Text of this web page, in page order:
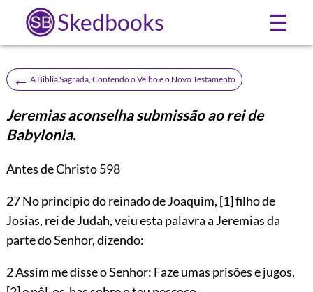
Skedbooks ☰
← A Biblia Sagrada, Contendo o Velho e o Novo Testamento
Jeremias aconselha submissão ao rei de
Babylonia.
Antes de Christo 598
27No principio do reinado de Joaquim, [1]filho de
Josias, rei de Judah, veiu esta palavra a Jeremias da
parte do Senhor, dizendo:
2 Assim me disse o Senhor: Faze umas prisões e jugos,